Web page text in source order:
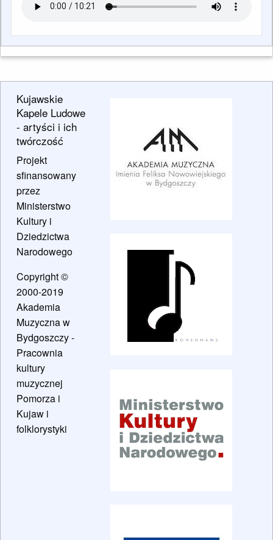
Kujawskie
Kapele Ludowe
- artyści i ich
twórczość
Projekt
sfinansowany
przez
Ministerstwo
Kultury i
Dziedzictwa
Narodowego
Copyright ©
2000-2019
Akademia
Muzyczna w
Bydgoszczy -
Pracownia
kultury
muzycznej
Pomorza i
Kujaw i
folklorystyki